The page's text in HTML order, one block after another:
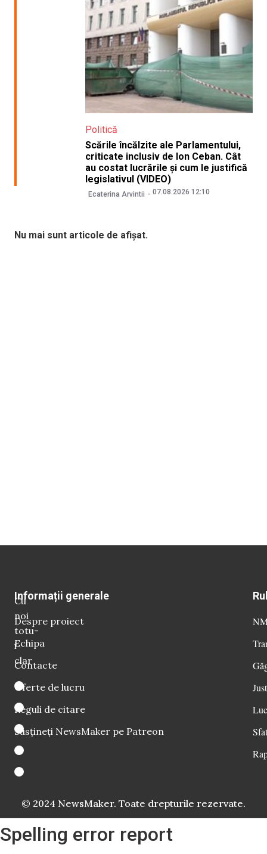
Politică
Scările încălzite ale Parlamentului,
criticate inclusiv de Ion Ceban. Cât
au costat lucrările și cum le justifică
legislativul (VIDEO)
Ecaterina Arvintii 07.08.2026 12:10
Nu mai sunt articole de afișat.
Cu
noi
totu-
i
clar
Informații generale
Despre proiect
Echipa
Contacte
Oferte de lucru
Reguli de citare
Susțineți NewsMaker pe Patreon
© 2024 NewsMaker. Toate drepturile rezervate.
Spelling error report